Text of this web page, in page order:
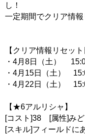
し！
一定期間でクリア情報
【クリア情報リセット
・4月8日（土）
・4月15日（土）
・4月22日（土）
【★6アルリシャ】
[コスト]38 [属性]みど
[スキル]フィールドに